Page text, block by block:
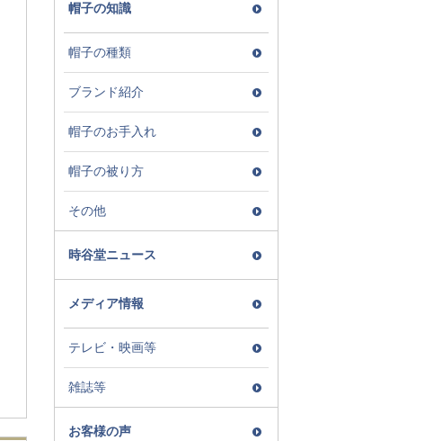
帽子の知識
帽子の種類
ブランド紹介
帽子のお手入れ
帽子の被り方
その他
時谷堂ニュース
メディア情報
テレビ・映画等
雑誌等
お客様の声